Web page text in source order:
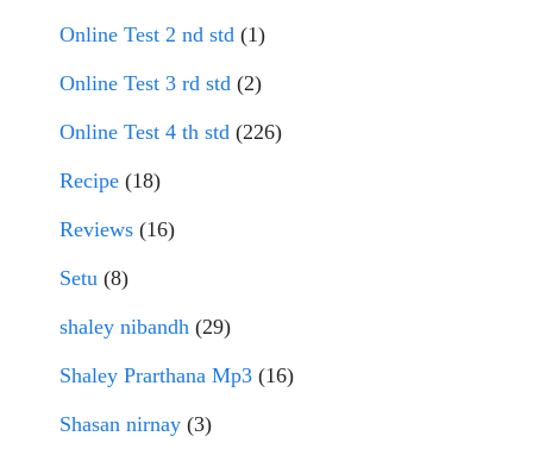
Online Test 2 nd std (1)
Online Test 3 rd std (2)
Online Test 4 th std (226)
Recipe (18)
Reviews (16)
Setu (8)
shaley nibandh (29)
Shaley Prarthana Mp3 (16)
Shasan nirnay (3)